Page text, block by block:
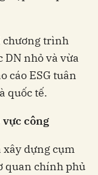
chương trình
DN nhỏ và vừa
cáo ESG tuân
quốc tế.
công
dựng cụm
quan chính phủ